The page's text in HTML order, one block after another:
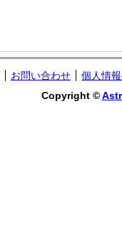
お問い合わせ
個人情
Copyright ©